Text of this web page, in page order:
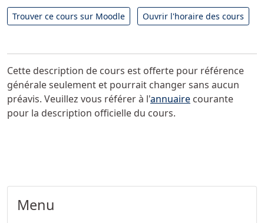
Trouver ce cours sur Moodle Ouvrir l'horaire des cours
Cette description de cours est offerte pour référence
générale seulement et pourrait changer sans aucun
préavis. Veuillez vous référer à l'annuaire courante
pour la description officielle du cours.
Menu